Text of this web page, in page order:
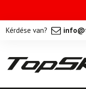
Kérdése van?